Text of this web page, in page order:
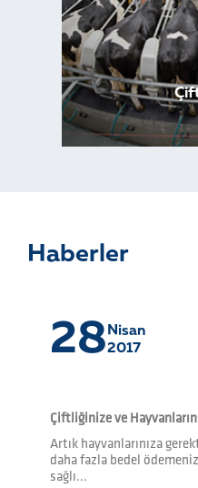
Haberler
28Nisan
2017
Çiftliğinize ve
Artık hayvanlarınıza
daha fazla bedel
sağlı...